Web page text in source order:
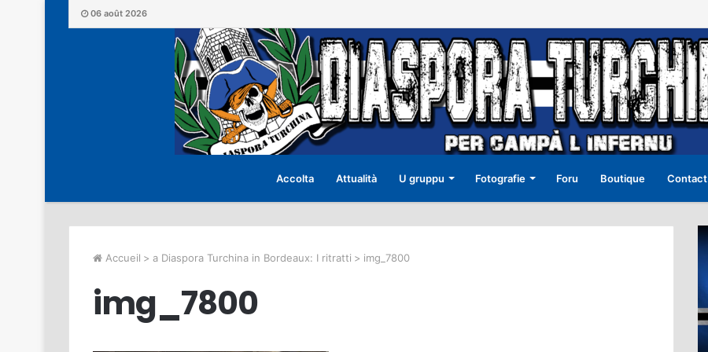
06 août 2026
Accolta Attualità U gruppu Fotografie Foru Boutique Contact
Accueil > a Diaspora Turchina in Bordeaux: I ritratti > img_7800
img_7800